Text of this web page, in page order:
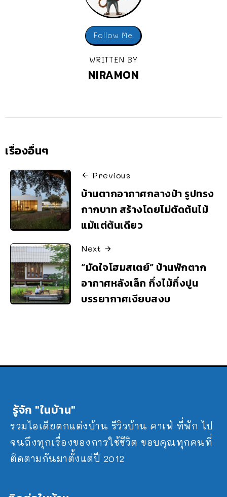
Follow Me
WRITTEN BY
NIRAMON
เรื่องอื่นๆ
Previous
บ้านตากอากาศกลางป่า รูปทรง
กากบาท สร้างโดยไม่ตัดต้นไม้
แม้แต่ต้นเดียว
Next
“มัดใจโฮมสเตย์” บ้านพักตาก
อากาศหลังเล็ก กึ่งไม้กึ่งปูน
บรรยากาศเงียบสงบ
รู้จัก "ในบ้าน"
รวมไอเดียตกแต่งบ้าน รีวิวบ้าน คาเฟ่ ที่พัก ไป
จนถึงทุกเรื่องของการใช้ชีวิต ขอบคุณทุกคนที่
ติดตามกันมาตั้งแต่ปี 2012